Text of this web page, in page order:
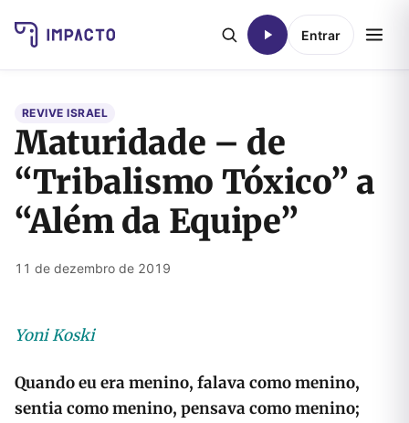
Entrar
REVIVE ISRAEL
Maturidade – de
“Tribalismo Tóxico” a
“Além da Equipe”
11 de dezembro de 2019
Yoni Koski
Quando eu era menino, falava como menino,
sentia como menino, pensava como menino;